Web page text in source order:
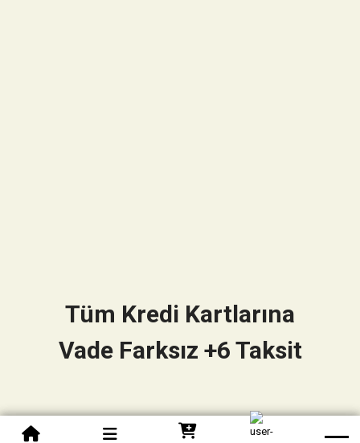
0850 305 09 70
Tüm Kredi Kartlarına
Vade Farksız +6 Taksit